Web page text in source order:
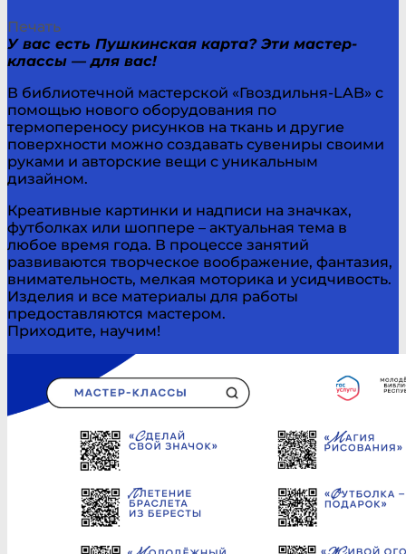
Печать
У вас есть Пушкинская карта? Эти мастер-
классы — для вас!
В библиотечной мастерской «Гвоздильня-LAB» с
помощью нового оборудования по
термопереносу рисунков на ткань и другие
поверхности можно создавать сувениры своими
руками и авторские вещи с уникальным
дизайном.
Креативные картинки и надписи на значках,
футболках или шоппере – актуальная тема в
любое время года. В процессе занятий
развиваются творческое воображение, фантазия,
внимательность, мелкая моторика и усидчивость.
Изделия и все материалы для работы
предоставляются мастером.
Приходите, научим!